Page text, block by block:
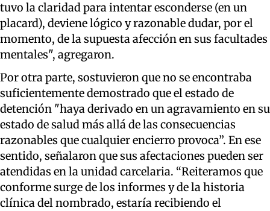
tuvo la claridad para intentar esconderse (en un
placard), deviene lógico y razonable dudar, por el
momento, de la supuesta afección en sus facultades
mentales", agregaron.
Por otra parte, sostuvieron que no se encontraba
suficientemente demostrado que el estado de
detención "haya derivado en un agravamiento en su
estado de salud más allá de las consecuencias
razonables que cualquier encierro provoca”. En ese
sentido, señalaron que sus afectaciones pueden ser
atendidas en la unidad carcelaria. “Reiteramos que
conforme surge de los informes y de la historia
clínica del nombrado, estaría recibiendo el